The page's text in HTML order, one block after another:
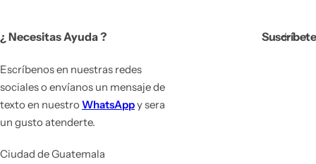
b
t
a
l
¿ Necesitas Ayuda ?
Escríbenos en nuestras redes
sociales o envíanos un mensaje de
texto en nuestro WhatsAppy sera
un gusto atenderte.
Ciudad de Guatemala
Suscríbete